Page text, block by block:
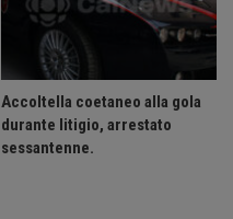
Accoltella coetaneo alla gola
durante litigio, arrestato
sessantenne.